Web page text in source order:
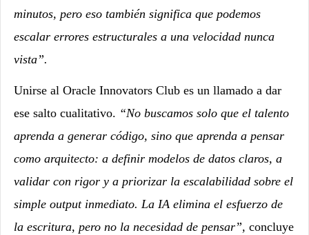
minutos, pero eso también significa que podemos
escalar errores estructurales a una velocidad nunca
vista”.
Unirse al Oracle Innovators Club es un llamado a dar
ese salto cualitativo. “No buscamos solo que el talento
aprenda a generar código, sino que aprenda a pensar
como arquitecto: a definir modelos de datos claros, a
validar con rigor y a priorizar la escalabilidad sobre el
simple output inmediato. La IA elimina el esfuerzo de
la escritura, pero no la necesidad de pensar”, concluye